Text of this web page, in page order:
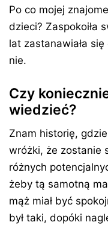
Po co mojej
dzieci? Zaspokoiła
lat zastanawiała
nie.
Czy
wiedzieć?
Znam historię,
wróżki, że zostanie
różnych
żeby tą samotną
mąż miał być
był taki, dopóki